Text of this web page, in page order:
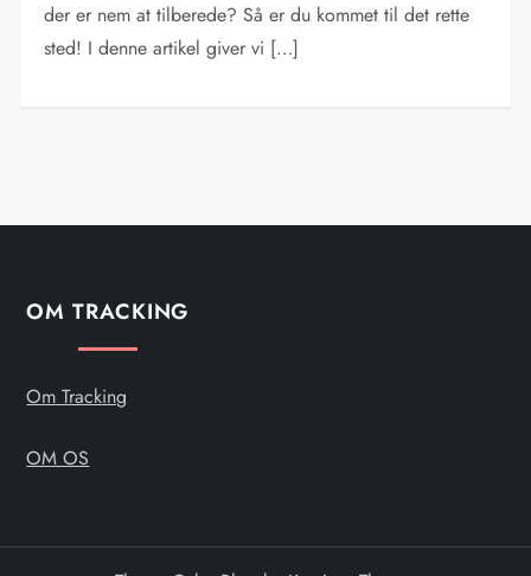
der er nem at tilberede? Så er du kommet til det rette
sted! I denne artikel giver vi […]
OM TRACKING
Om Tracking
OM OS